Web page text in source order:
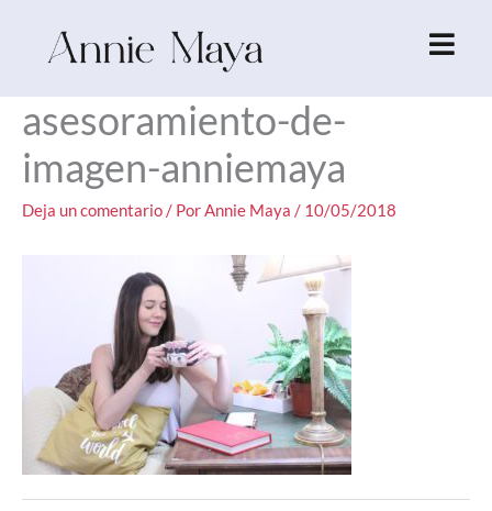
asesoramiento-de-
imagen-anniemaya
Deja un comentario/ PorAnnie Maya / 10/05/2018